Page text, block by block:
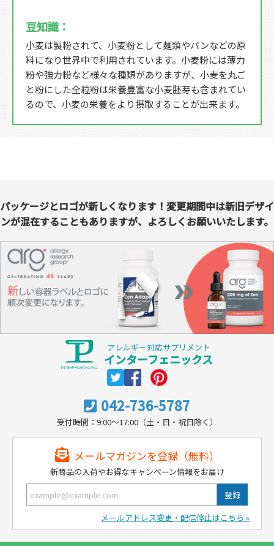
豆知識：
小麦は製粉されて、小麦粉として麺類やパンなどの原
料になり世界中で利用されています。小麦粉には薄力
粉や強力粉など様々な種類がありますが、小麦を丸ご
と粉にした全粒粉は栄養豊富な小麦胚芽も含まれてい
るので、小麦の栄養をより摂取することが出来ます。
パッケージとロゴが新しくなります！変更期間中は新旧デザイ
ンが混在することもありますが、よろしくお願いいたします。
アレルギー対応サプリメント
インターフェニックス
042-736-5787
受付時間：9:00～17:00（土・日・祝日除く）
メールマガジンを登録（無料）
新商品の入荷やお得なキャンペーン情報をお届け
メールアドレス変更・配信停止はこちら »